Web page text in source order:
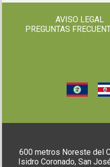
AVISO LEGAL
PREGUNTAS
600 metros Noreste del
Isidro Coronado, San